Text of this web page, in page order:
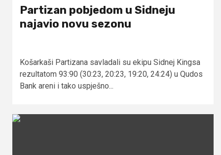
Partizan pobjedom u Sidneju
najavio novu sezonu
Košarkaši Partizana savladali su ekipu Sidnej Kingsa
rezultatom 93:90 (30:23, 20:23, 19:20, 24:24) u Qudos
Bank areni i tako uspješno...